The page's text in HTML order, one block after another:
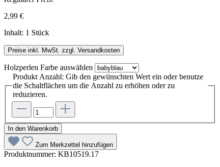
2,99 €
Inhalt: 1 Stück
Preise inkl. MwSt. zzgl. Versandkosten
Holzperlen Farbe auswählen
Produkt Anzahl: Gib den gewünschten Wert ein oder benutze
die Schaltflächen um die Anzahl zu erhöhen oder zu
reduzieren.
In den Warenkorb
Zum Merkzettel hinzufügen
Produktnummer: KB10519.17